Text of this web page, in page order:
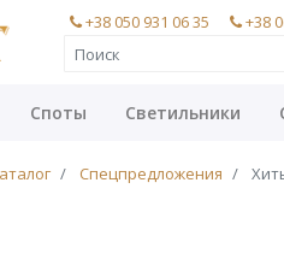
+38 050 931 06 35 +38
Споты Светильники
Спецпредложения